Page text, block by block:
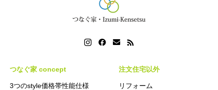
つなぐ家 concept
3つのstyle価格帯性能仕様
注文住宅以外
リフォーム